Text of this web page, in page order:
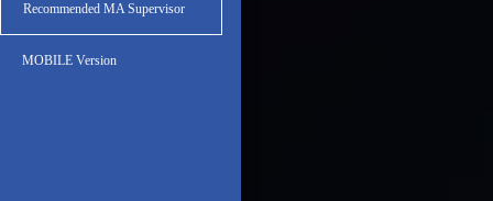
Recommended MA Supervisor
MOBILE Version